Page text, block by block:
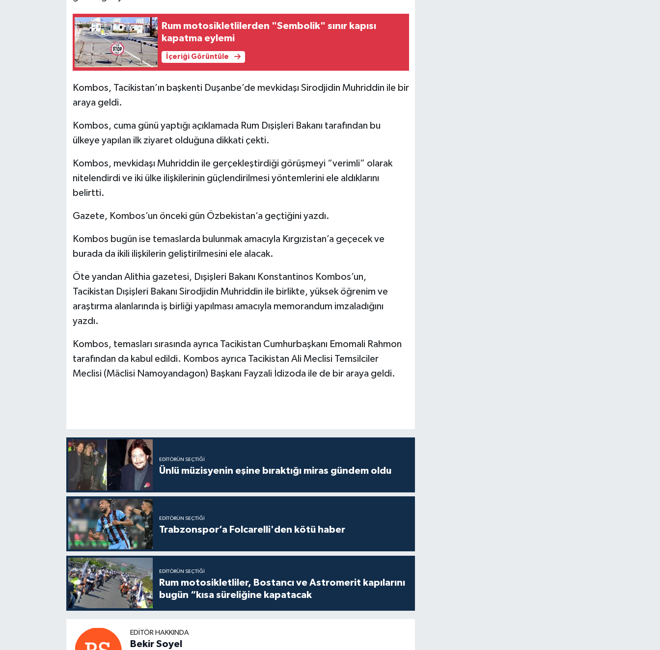
Rum motosikletlilerden "Sembolik" sınır kapısı
kapatma eylemi
İçeriği Görüntüle
Kombos, Tacikistan’ın başkenti Duşanbe’de mevkidaşı Sirodjidin Muhriddin ile bir
araya geldi.
Kombos, cuma günü yaptığı açıklamada Rum Dışişleri Bakanı tarafından bu
ülkeye yapılan ilk ziyaret olduğuna dikkati çekti.
Kombos, mevkidaşı Muhriddin ile gerçekleştirdiği görüşmeyi “verimli” olarak
nitelendirdi ve iki ülke ilişkilerinin güçlendirilmesi yöntemlerini ele aldıklarını
belirtti.
Gazete, Kombos’un önceki gün Özbekistan’a geçtiğini yazdı.
Kombos bugün ise temaslarda bulunmak amacıyla Kırgızistan’a geçecek ve
burada da ikili ilişkilerin geliştirilmesini ele alacak.
Öte yandan Alithia gazetesi, Dışişleri Bakanı Konstantinos Kombos’un,
Tacikistan Dışişleri Bakanı Sirodjidin Muhriddin ile birlikte, yüksek öğrenim ve
araştırma alanlarında iş birliği yapılması amacıyla memorandum imzaladığını
yazdı.
Kombos, temasları sırasında ayrıca Tacikistan Cumhurbaşkanı Emomali Rahmon
tarafından da kabul edildi. Kombos ayrıca Tacikistan Ali Meclisi Temsilciler
Meclisi (Mäclisi Namoyandagon) Başkanı Fayzali İdizoda ile de bir araya geldi.
EDITÖRÜN SEÇTIĞI
Ünlü müzisyenin eşine bıraktığı miras gündem oldu
EDITÖRÜN SEÇTIĞI
Trabzonspor’a Folcarelli'den kötü haber
EDITÖRÜN SEÇTIĞI
Rum motosikletliler, Bostancı ve Astromerit kapılarını
bugün “kısa süreliğine kapatacak
EDITÖR HAKKINDA
Bekir Soyel